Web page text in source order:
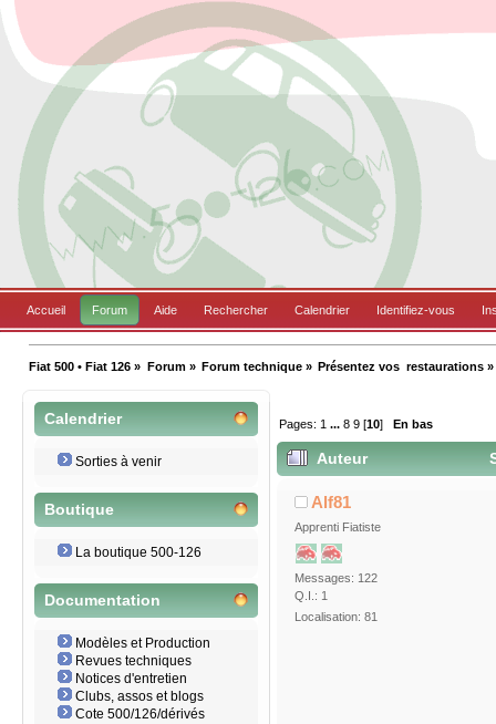
Accueil Forum Aide Rechercher Calendrier Identifiez-vous
Fiat 500 • Fiat 126 » Forum» Forum technique» Présentez vos  restaurations »
Calendrier
Sorties à venir
Boutique
La boutique 500-126
Documentation
Modèles et Production
Revues techniques
Notices d'entretien
Clubs, assos et blogs
Cote 500/126/dérivés
Pages: 1 ...8 9 [10] En bas
Auteur
Alf81
Apprenti Fiatiste
Messages: 122
Q.I.: 1
Localisation: 81